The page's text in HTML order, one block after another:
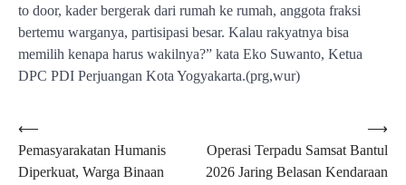
to door, kader bergerak dari rumah ke rumah, anggota fraksi
bertemu warganya, partisipasi besar. Kalau rakyatnya bisa
memilih kenapa harus wakilnya?” kata Eko Suwanto, Ketua
DPC PDI Perjuangan Kota Yogyakarta.(prg,wur)
Navigasi
pos
⟵
Pemasyarakatan Humanis
Diperkuat, Warga Binaan
Operasi Terpadu Samsat Bantul
2026 Jaring Belasan Kendaraan
⟶